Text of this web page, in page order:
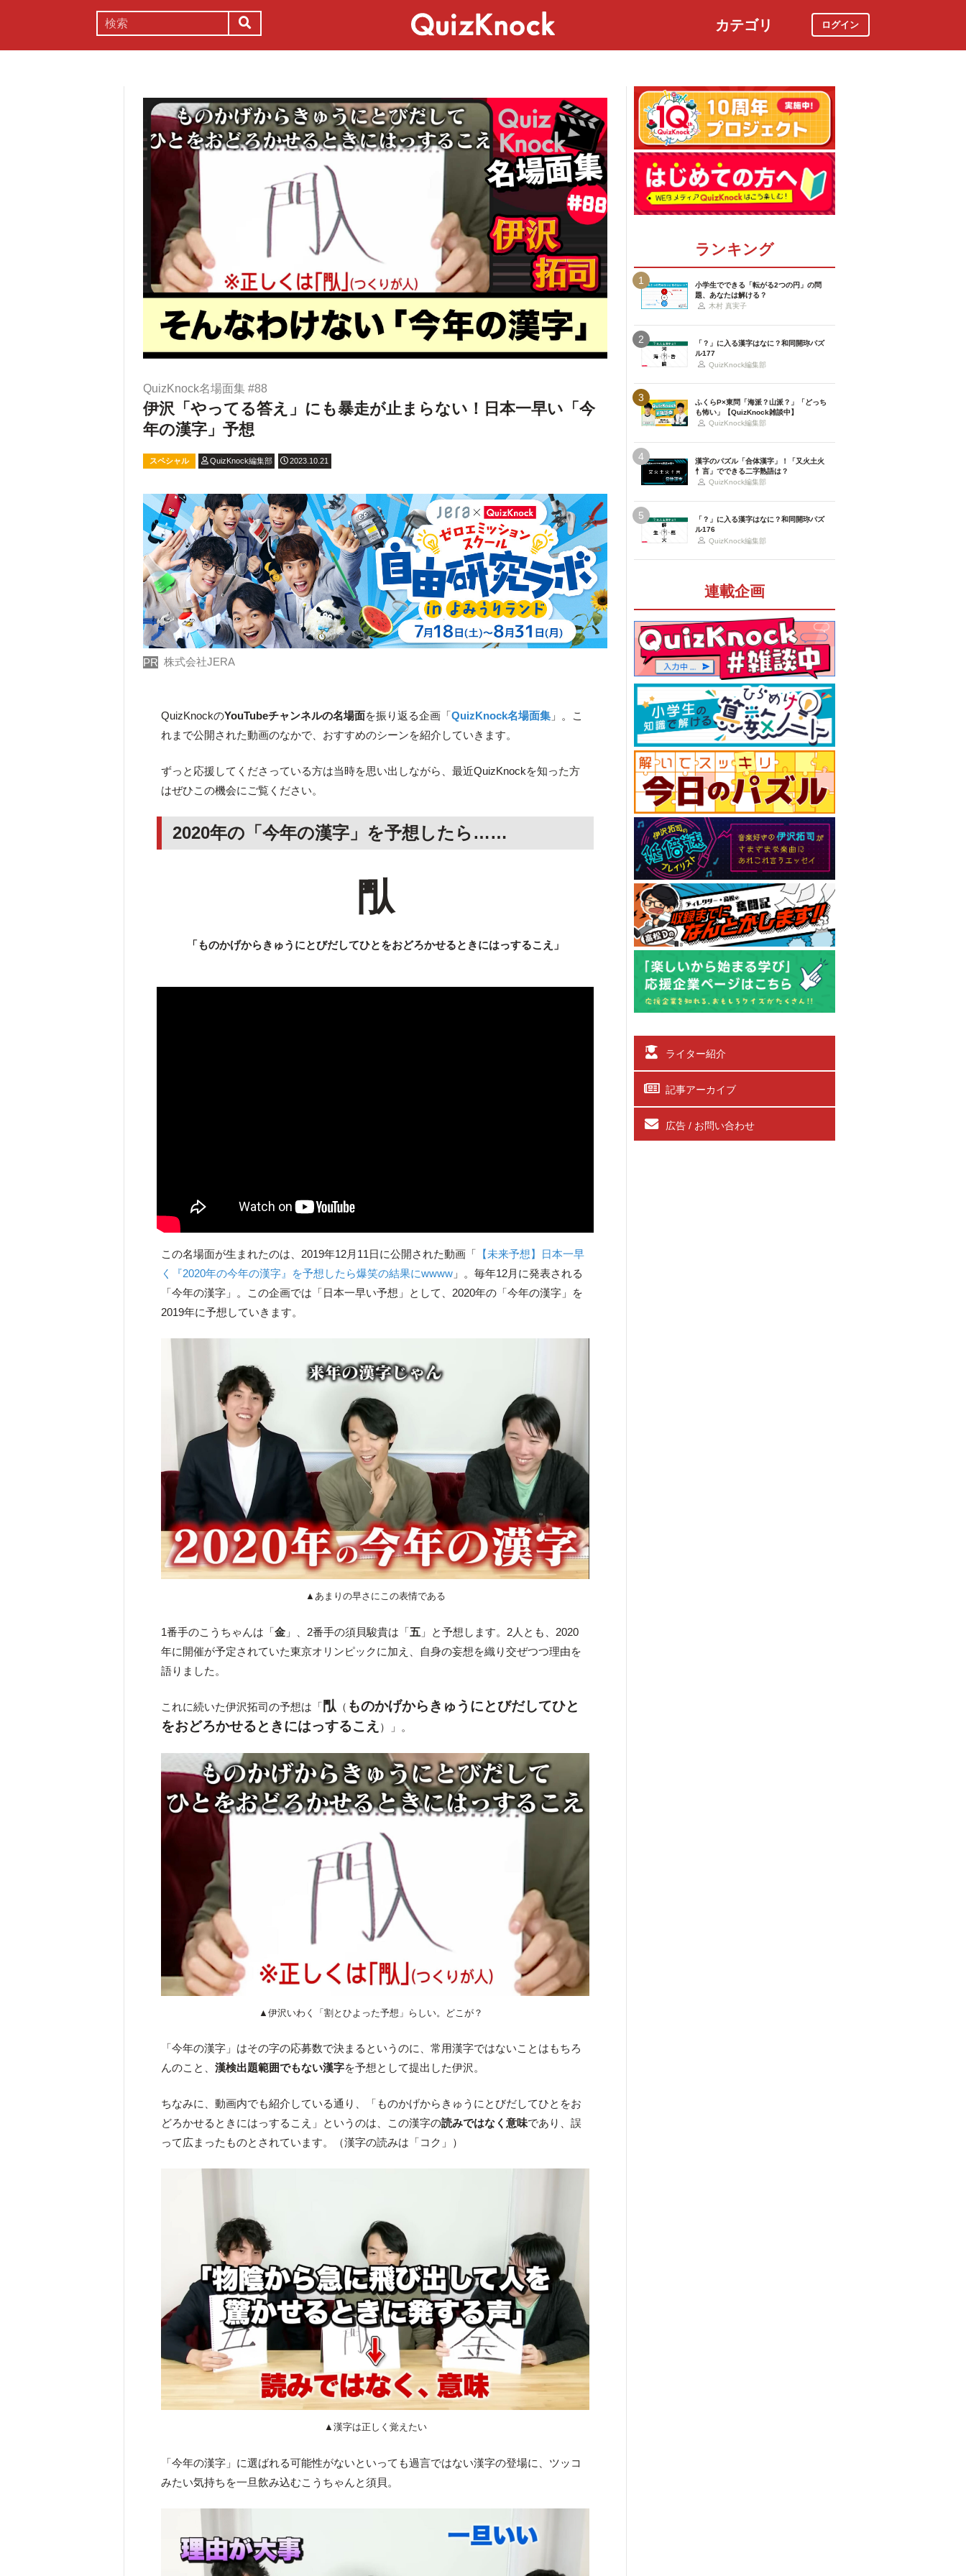
カテゴリ ログイン
QuizKnock名場面集 #88
伊沢「やってる答え」にも暴走が止まらない！日本一早い「今
年の漢字」予想
スペシャル QuizKnock編集部 2023.10.21
PR 株式会社JERA
QuizKnockのYouTubeチャンネルの名場面を振り返る企画「QuizKnock名場面集 」。こ
れまで公開された動画のなかで、おすすめのシーンを紹介していきます。
ずっと応援してくださっている方は当時を思い出しながら、最近QuizKnockを知った方
はぜひこの機会にご覧ください。
2020年の「今年の漢字」を予想したら……
閄
「ものかげからきゅうにとびだしてひとをおどろかせるときにはっするこえ」
この名場面が生まれたのは、2019年12月11日に公開された動画「 【未来予想】日本一早
く『2020年の今年の漢字』を予想したら爆笑の結果にwwww 」。毎年12月に発表される
「今年の漢字」。この企画では「日本一早い予想」として、2020年の「今年の漢字」を
2019年に予想していきます。
▲あまりの早さにこの表情である
1番手のこうちゃんは「金 」、2番手の須貝駿貴は「五 」と予想します。2人とも、2020
年に開催が予定されていた東京オリンピックに加え、自身の妄想を織り交ぜつつ理由を
語りました。
これに続いた伊沢拓司の予想は「 閄 （ ものかげからきゅうにとびだしてひと
をおどろかせるときにはっするこえ ）」。
▲伊沢いわく「割とひよった予想」らしい。どこが？
「今年の漢字」はその字の応募数で決まるというのに、常用漢字ではないことはもちろ
んのこと、漢検出題範囲でもない漢字を予想として提出した伊沢。
ちなみに、動画内でも紹介している通り、「ものかげからきゅうにとびだしてひとをお
どろかせるときにはっするこえ」というのは、この漢字の読みではなく意味であり、誤
って広まったものとされています。（漢字の読みは「コク」）
▲漢字は正しく覚えたい
「今年の漢字」に選ばれる可能性がないといっても過言ではない漢字の登場に、ツッコ
みたい気持ちを一旦飲み込むこうちゃんと須貝。
ランキング
1
小学生でできる「転がる2つの円」の問
題、あなたは解ける？
木村 真実子
2
「？」に入る漢字はなに？和同開珎パズ
ル177
QuizKnock編集部
3
ふくらP×東問「海派？山派？」「どっち
も怖い」【QuizKnock雑談中】
QuizKnock編集部
4
漢字のパズル「合体漢字」！「又火土火
忄言」でできる二字熟語は？
QuizKnock編集部
5
「？」に入る漢字はなに？和同開珎パズ
ル176
QuizKnock編集部
連載企画
ライター紹介
記事アーカイブ
広告 / お問い合わせ